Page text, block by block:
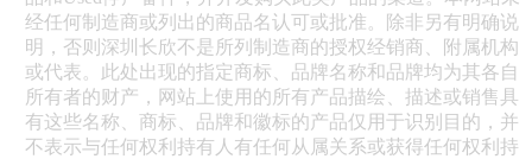
经任何制造商或列出的商品名认可或批准。除非另有明确说
明，否则深圳长欣不是所列制造商的授权经销商、附属机构
或代表。此处出现的指定商标、品牌名称和品牌均为其各自
所有者的财产，网站上使用的所有产品描绘、描述或销售具
有这些名称、商标、品牌和徽标的产品仅用于识别目的，并
不表示与任何权利持有人有任何从属关系或获得任何权利持